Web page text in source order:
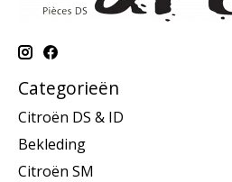
Categorieën
Citroën DS & ID
Bekleding
Citroën SM